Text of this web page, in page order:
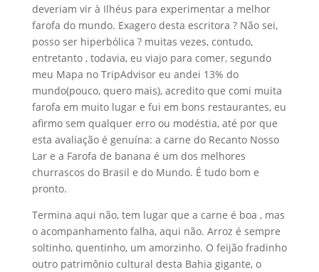
deveriam vir à Ilhéus para experimentar a melhor
farofa do mundo. Exagero desta escritora ? Não sei,
posso ser hiperbólica ? muitas vezes, contudo,
entretanto , todavia, eu viajo para comer, segundo
meu Mapa no TripAdvisor eu andei 13% do
mundo(pouco, quero mais), acredito que comi muita
farofa em muito lugar e fui em bons restaurantes, eu
afirmo sem qualquer erro ou modéstia, até por que
esta avaliação é genuína: a carne do Recanto Nosso
Lar e a Farofa de banana é um dos melhores
churrascos do Brasil e do Mundo. É tudo bom e
pronto.
Termina aqui não, tem lugar que a carne é boa , mas
o acompanhamento falha, aqui não. Arroz é sempre
soltinho, quentinho, um amorzinho. O feijão fradinho
outro patrimônio cultural desta Bahia gigante, o